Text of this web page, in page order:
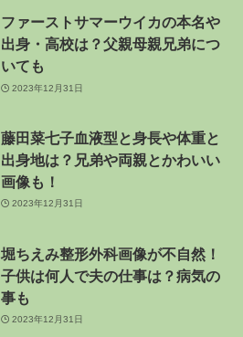
ファーストサマーウイカの本名や
出身・高校は？父親母親兄弟につ
いても
2023年12月31日
藤田菜七子血液型と身長や体重と
出身地は？兄弟や両親とかわいい
画像も！
2023年12月31日
堀ちえみ整形外科画像が不自然！
子供は何人で夫の仕事は？病気の
事も
2023年12月31日